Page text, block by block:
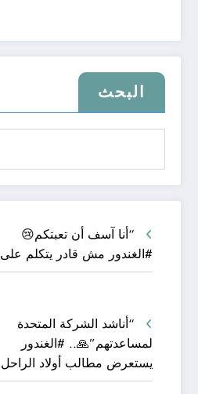
البحث
“أنا آسف أن تعبتكم😢
#الغندور مش قادر يتكلم على
“أناشد الشركة المتحدة
لمساعدتهم”🙏.. #الغندور
يستعرض مطالب أولاد الراحل